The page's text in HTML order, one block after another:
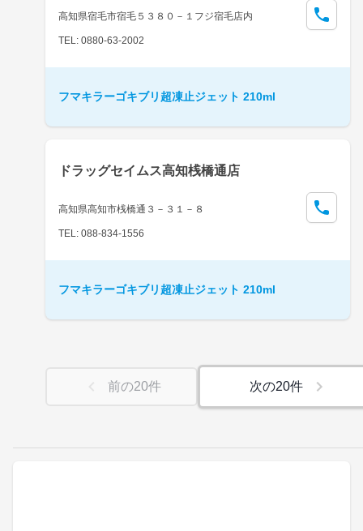
高知県宿毛市宿毛５３８０－１フジ宿毛店内
TEL: 0880-63-2002
フマキラーゴキブリ超凍止ジェット 210ml
ドラッグセイムス高知桟橋通店
高知県高知市桟橋通３－３１－８
TEL: 088-834-1556
フマキラーゴキブリ超凍止ジェット 210ml
前の20件 次の20件